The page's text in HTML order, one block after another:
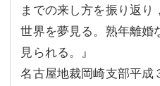
までの来し方を振り返
世界を夢見る。熟年離婚
見られる。』
名古屋地裁岡崎支部平成